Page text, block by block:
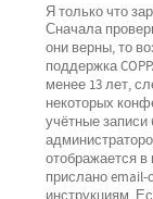
Я только что
Сначала
они верны, то
поддержка
менее 13 лет,
некоторых
учётные
отображается
прислано